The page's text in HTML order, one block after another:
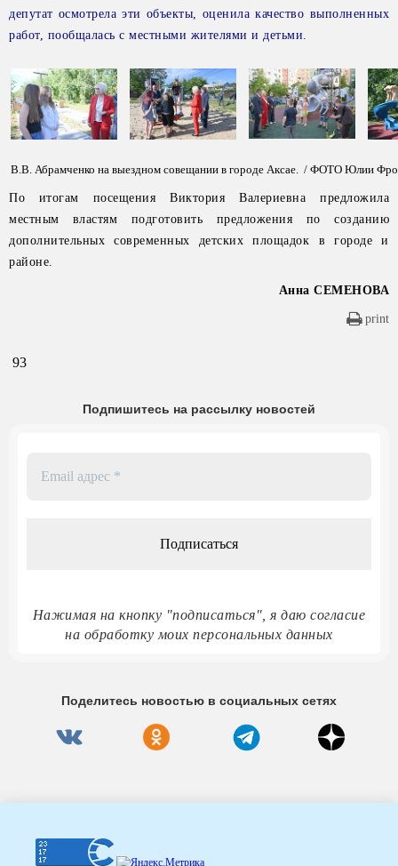
депутат осмотрела эти объекты, оценила качество выполненных
работ, пообщалась с местными жителями и детьми.
В.В. Абрамченко на выездном совещании в городе Аксае. / ФОТО Юлии
По итогам посещения Виктория Валериевна предложила
местным властям подготовить предложения по созданию
дополнительных современных детских площадок в городе и
районе.
Анна СЕМЕНОВА
print
93
Подпишитесь на рассылку новостей
Нажимая на кнопку "подписаться", я даю согласие
на обработку моих персональных данных
Поделитесь новостью в социальных сетях